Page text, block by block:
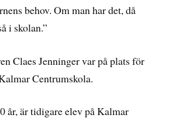
behov. Om man har det, då
i skolan.”
Claes Jenninger var på plats för
Centrumskola.
år, är tidigare elev på Kalmar